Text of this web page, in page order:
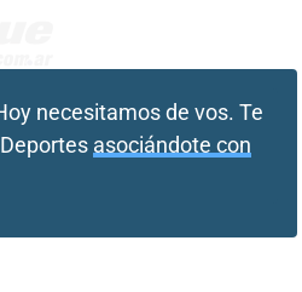
necesitamos de vos. Te
asociándote con